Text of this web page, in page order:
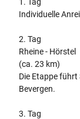
Individuelle
2. Tag
Rheine - Hörstel
(ca. 23 km)
Die Etappe führt
Bevergen.
3. Tag